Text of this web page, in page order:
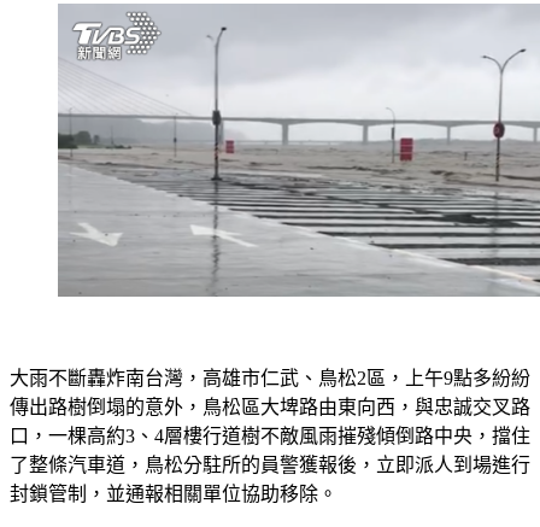
傳出路樹倒塌的意外，鳥松區大埤路由東向西，與忠誠交叉路
口，一棵高約3、4層樓行道樹不敵風雨摧殘傾倒路中央，擋住
了整條汽車道，鳥松分駐所的員警獲報後，立即派人到場進行
封鎖管制，並通報相關單位協助移除。